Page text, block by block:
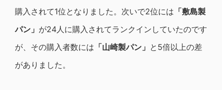
購入されて1位となりました。次いで2位には 「敷島製
パン」 が24人に購入されてランクインしていたのです
が、その購入者数には 「山崎製パン」 と5倍以上の差
がありました。